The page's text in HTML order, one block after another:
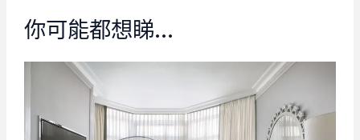
你可能都想睇…